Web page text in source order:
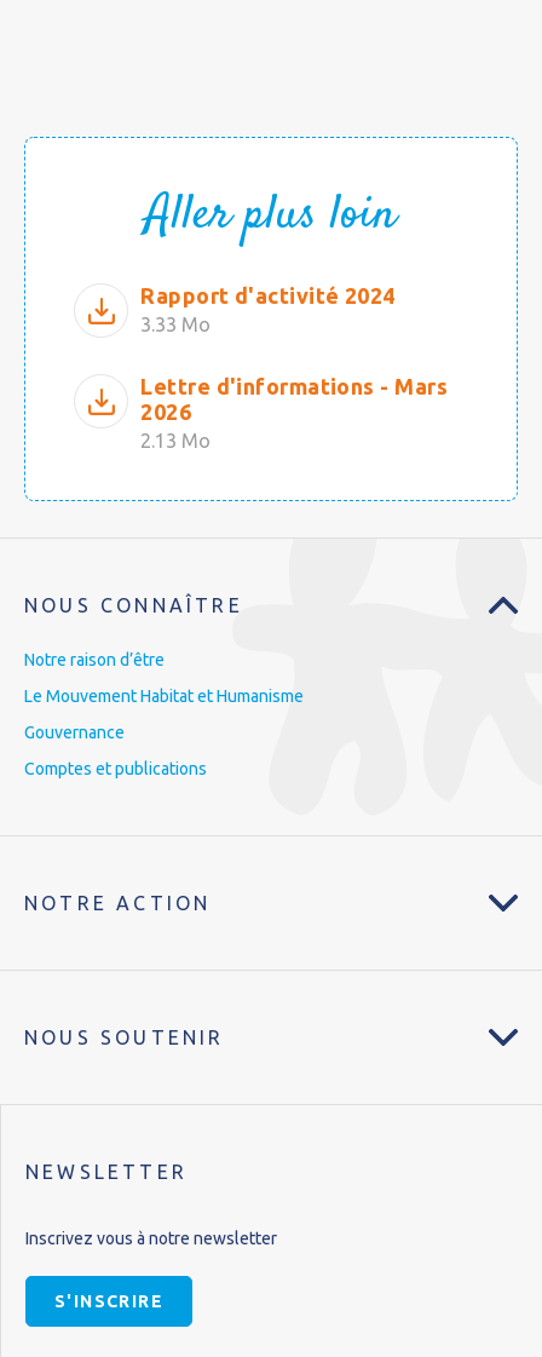
Aller plus loin
Rapport d'activité 2024
3.33 Mo
Lettre d'informations - Mars
2026
2.13 Mo
NOUS CONNAÎTRE
Notre raison d’être
Le Mouvement Habitat et Humanisme
Gouvernance
Comptes et publications
NOTRE ACTION
NOUS SOUTENIR
NEWSLETTER
Inscrivez vous à notre newsletter
S'INSCRIRE